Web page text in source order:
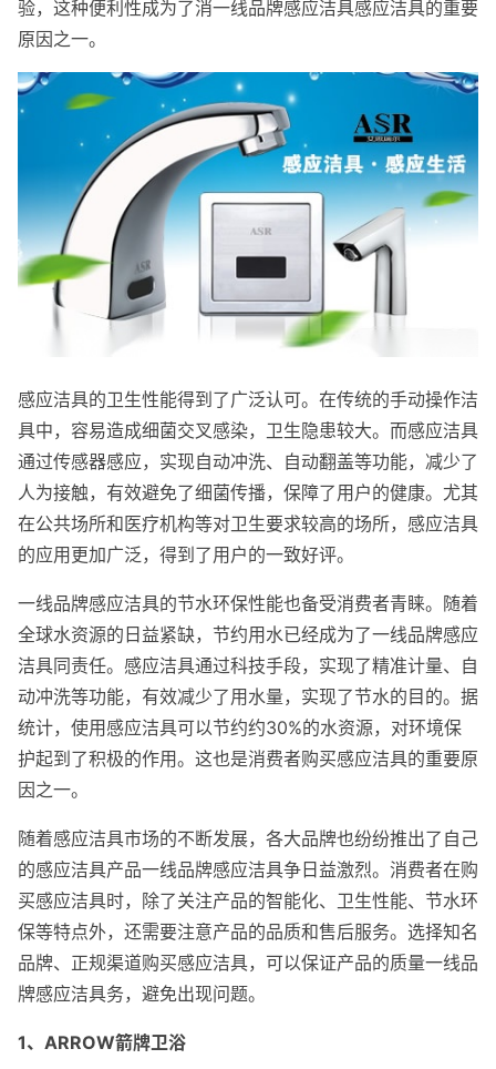
验，这种便利性成为了消一线品牌感应洁具感应洁具的重要
原因之一。
感应洁具的卫生性能得到了广泛认可。在传统的手动操作洁
具中，容易造成细菌交叉感染，卫生隐患较大。而感应洁具
通过传感器感应，实现自动冲洗、自动翻盖等功能，减少了
人为接触，有效避免了细菌传播，保障了用户的健康。尤其
在公共场所和医疗机构等对卫生要求较高的场所，感应洁具
的应用更加广泛，得到了用户的一致好评。
一线品牌感应洁具的节水环保性能也备受消费者青睐。随着
全球水资源的日益紧缺，节约用水已经成为了一线品牌感应
洁具同责任。感应洁具通过科技手段，实现了精准计量、自
动冲洗等功能，有效减少了用水量，实现了节水的目的。据
统计，使用感应洁具可以节约约30%的水资源，对环境保
护起到了积极的作用。这也是消费者购买感应洁具的重要原
因之一。
随着感应洁具市场的不断发展，各大品牌也纷纷推出了自己
的感应洁具产品一线品牌感应洁具争日益激烈。消费者在购
买感应洁具时，除了关注产品的智能化、卫生性能、节水环
保等特点外，还需要注意产品的品质和售后服务。选择知名
品牌、正规渠道购买感应洁具，可以保证产品的质量一线品
牌感应洁具务，避免出现问题。
1、ARROW箭牌卫浴